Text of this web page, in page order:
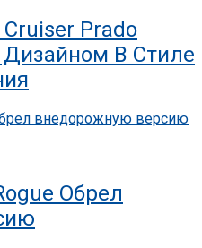
Prado
В Стиле
Обрел